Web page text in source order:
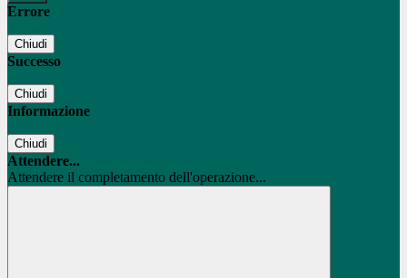
Errore
Chiudi
Successo
Chiudi
Informazione
Chiudi
Attendere...
Attendere il completamento dell'operazione...